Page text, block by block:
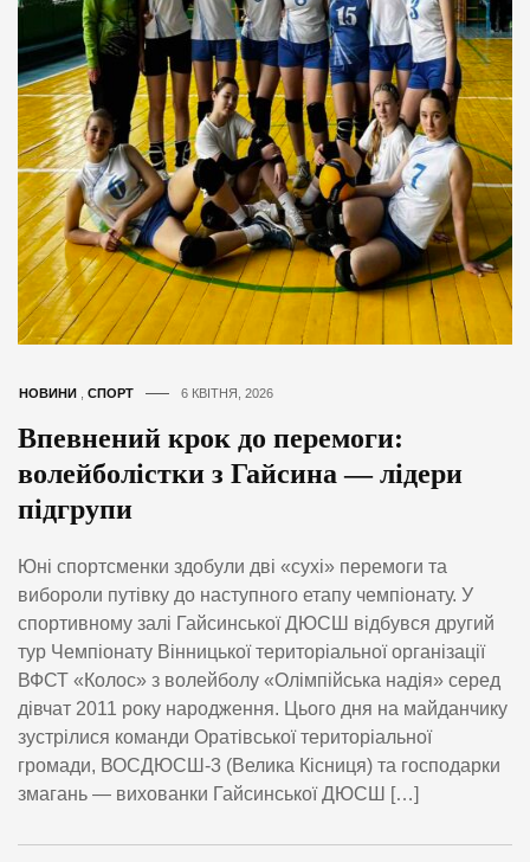
НОВИНИ СПОРТ 6 КВІТНЯ, 2026
Впевнений крок до перемоги:
волейболістки з Гайсина — лідери
підгрупи
Юні спортсменки здобули дві «сухі» перемоги та
вибороли путівку до наступного етапу чемпіонату. У
спортивному залі Гайсинської ДЮСШ відбувся другий
тур Чемпіонату Вінницької територіальної організації
ВФСТ «Колос» з волейболу «Олімпійська надія» серед
дівчат 2011 року народження. Цього дня на майданчику
зустрілися команди Оратівської територіальної
громади, ВОСДЮСШ-3 (Велика Кісниця) та господарки
змагань — вихованки Гайсинської ДЮСШ […]